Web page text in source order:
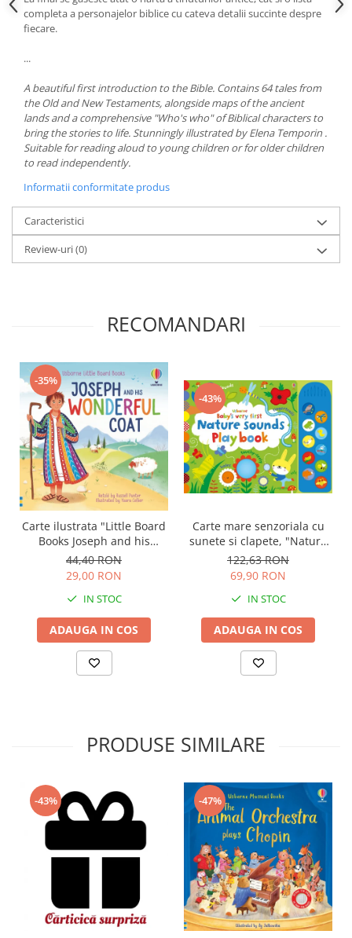
completa a personajelor biblice cu cateva detalii succinte despre
fiecare.
...
A beautiful first introduction to the Bible. Contains 64 tales from
the Old and New Testaments, alongside maps of the ancient
lands and a comprehensive "Who's who" of Biblical characters to
bring the stories to life. Stunningly illustrated by Elena Temporin .
Suitable for reading aloud to young children or for older children
to read independently.
Informatii conformitate produs
Caracteristici
Review-uri(0)
RECOMANDARI
-35%
Carte ilustrata "Little Board
Books Joseph and his
Wonderful Coat", cartonata,
2 ani+, Usborne
44,40 RON
29,00 RON
IN STOC
ADAUGA IN COS
-43%
Carte mare senzoriala cu
sunete si clapete, "Nature
sounds Playbook",
cartonata, Usborne
122,63 RON
69,90 RON
IN STOC
ADAUGA IN COS
PRODUSE SIMILARE
-43% -47%